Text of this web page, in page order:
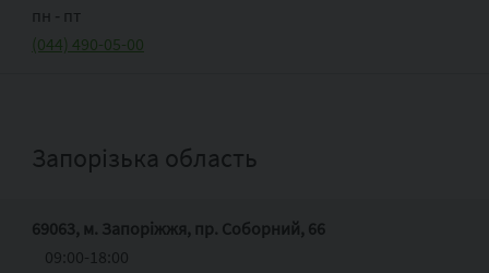
пн ‑ пт
(044) 490-05-00
Запорізька область
69063, м. Запоріжжя, пр. Соборний, 66
09:00-18:00